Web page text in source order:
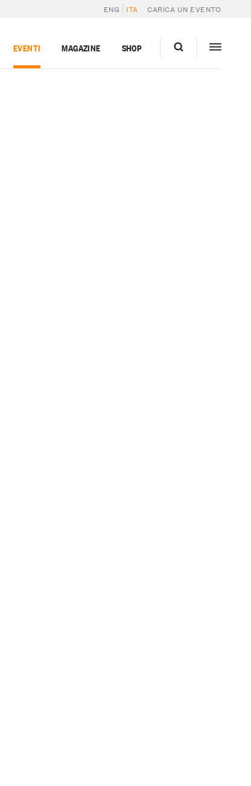
ENG ITA CARICA UN EVENTO
EVENTI MAGAZINE SHOP